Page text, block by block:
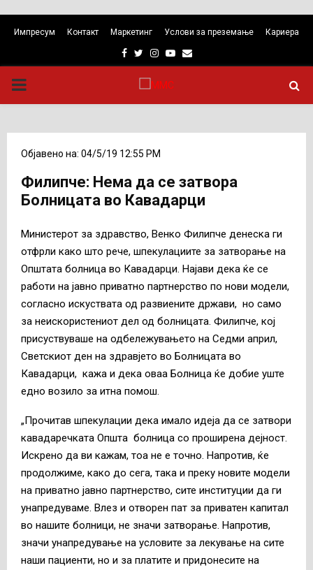
Импресум Контакт Маркетинг Услови за преземање Кариера
Facebook
TwitterInstagram
Youtube
Email
PRIMARY
Објавено на: 04/5/19 12:55 PM
Филипче: Нема да се затвора
Болницата во Кавадарци
Министерот за здравство, Венко Филипче денеска ги
отфрли како што рече, шпекулациите за затворање на
Општата болница во Кавадарци. Најави дека ќе се
работи на јавно приватно партнерство по нови модели,
согласно искуствата од развиените држави, но само
за неискористениот дел од болницата. Филипче, кој
присуствуваше на одбележувањето на Седми април,
Светскиот ден на здравјето во Болницата во
Кавадарци, кажа и дека оваа Болница ќе добие уште
едно возило за итна помош.
„Прочитав шпекулации дека имало идеја да се затвори
кавадаречката Општа болница со проширена дејност.
Искрено да ви кажам, тоа не е точно. Напротив, ќе
продолжиме, како до сега, така и преку новите модели
на приватно јавно партнерство, сите институции да ги
унапредуваме. Влез и отворен пат за приватен капитал
во нашите болници, не значи затворање. Напротив,
значи унапредување на условите за лекување на сите
наши пациенти, но и за платите и придонесите на